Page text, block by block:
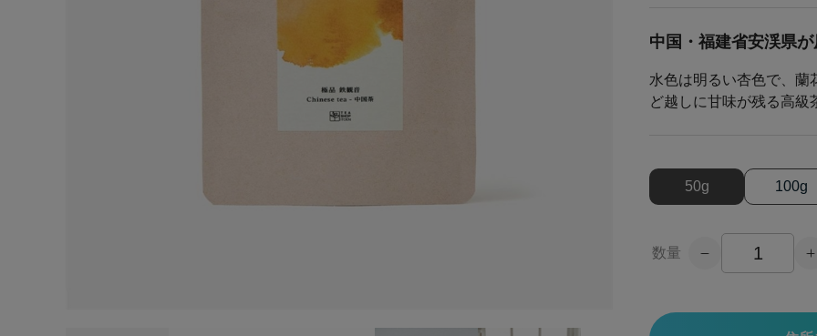
中国・福建省安渓県
水色は明るい杏色で、蘭
ど越しに甘味が残る高級
50g 100g
数量